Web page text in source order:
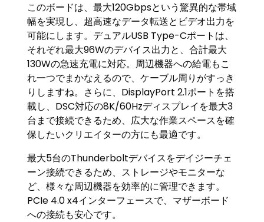
このボードは、最大120Gbpsという驚異的な帯域
幅を実現し、超高速なデータ転送とビデオ出力を
可能にします。デュアルUSB Type-Cポートは、
それぞれ最大96Wのデバイス出力と、合計最大
130Wの急速充電に対応。周辺機器への給電もこ
れ一つでまかなえるので、ケーブル周りがすっき
りしますね。さらに、DisplayPort 2.1ポートを搭
載し、DSC対応の8K/60Hzディスプレイを最大3
台まで接続できるため、広大な作業スペースを確
保したいクリエイターの方にも最適です。
最大5台のThunderboltデバイスをデイジーチェ
ーン接続できるため、ストレージやモニターな
ど、様々な周辺機器を効率的に管理できます。
PCIe 4.0 x4インターフェースで、マザーボード
への接続も安心です。